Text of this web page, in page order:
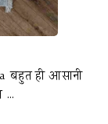
ही आसानी
…